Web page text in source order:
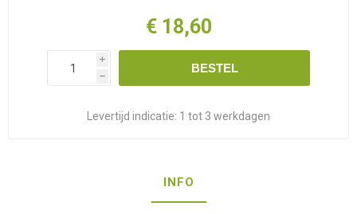
€ 18,60
i
h
BESTEL
Levertijd indicatie: 1 tot 3 werkdagen
INFO